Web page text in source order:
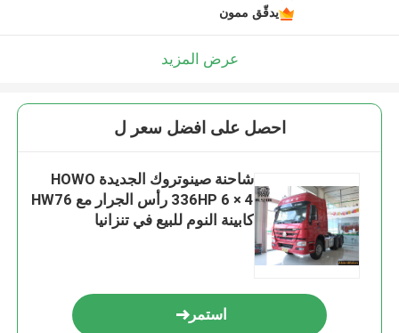
يدقّق ممون
عرض المزيد
احصل على افضل سعر ل
شاحنة صينوتروك الجديدة HOWO
336HP 6 × 4 رأس الجرار مع HW76
كابينة النوم للبيع في تنزانيا
استمر